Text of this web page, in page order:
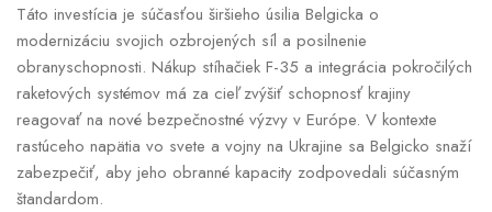
Táto investícia je súčasťou širšieho úsilia Belgicka o
modernizáciu svojich ozbrojených síl a posilnenie
obranyschopnosti. Nákup stíhačiek F-35 a integrácia pokročilých
raketových systémov má za cieľ zvýšiť schopnosť krajiny
reagovať na nové bezpečnostné výzvy v Európe. V kontexte
rastúceho napätia vo svete a vojny na Ukrajine sa Belgicko snaží
zabezpečiť, aby jeho obranné kapacity zodpovedali súčasným
štandardom.